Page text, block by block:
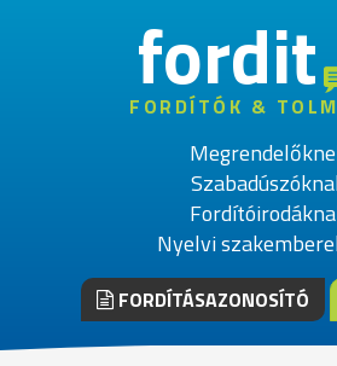
fordit
FORDÍTÓK &
Nyelvi
FORDÍTÁSAZONOSÍTÓ